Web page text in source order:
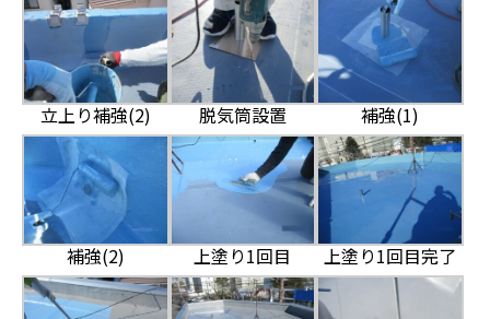
立上り補強(2) 脱気筒設置 補強(1)
補強(2) 上塗り1回目 上塗り1回目完了